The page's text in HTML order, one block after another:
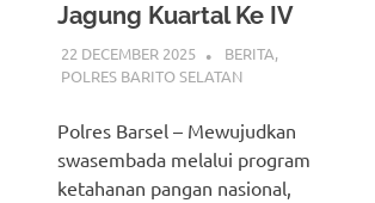
Jagung Kuartal Ke IV
22 DECEMBER 2025 BERITA,
POLRES BARITO SELATAN
Polres Barsel – Mewujudkan
swasembada melalui program
ketahanan pangan nasional,